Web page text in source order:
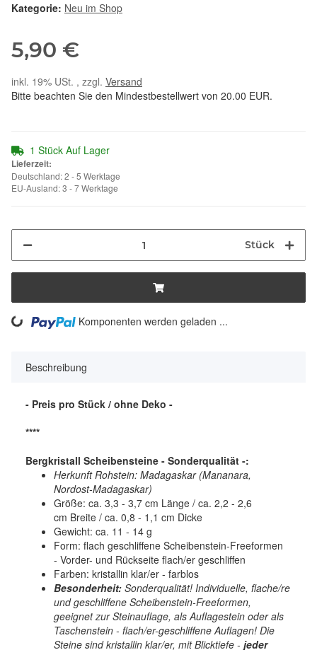
Kategorie: Neu im Shop
5,90 €
inkl. 19% USt. , zzgl. Versand
Bitte beachten Sie den Mindestbestellwert von 20.00 EUR.
1 Stück Auf Lager
Lieferzeit:
Deutschland: 2 - 5 Werktage
EU-Ausland: 3 - 7 Werktage
Stück
Komponenten werden geladen ...
Beschreibung
- Preis pro Stück / ohne Deko -
****
Bergkristall Scheibensteine - Sonderqualität -:
Herkunft Rohstein: Madagaskar (Mananara,
Nordost-Madagaskar)
Größe: ca. 3,3 - 3,7 cm Länge / ca. 2,2 - 2,6
cm Breite / ca. 0,8 - 1,1 cm Dicke
Gewicht: ca. 11 - 14 g
Form: flach geschliffene Scheibenstein-Freeformen
- Vorder- und Rückseite flach/er geschliffen
Farben: kristallin klar/er - farblos
Besonderheit: Sonderqualität! Individuelle, flache/re
und geschliffene Scheibenstein-Freeformen,
geeignet zur Steinauflage, als Auflagestein oder als
Taschenstein - flach/er-geschliffene Auflagen! Die
Steine sind kristallin klar/er, mit Blicktiefe - jeder